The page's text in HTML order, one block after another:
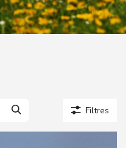
Filtres